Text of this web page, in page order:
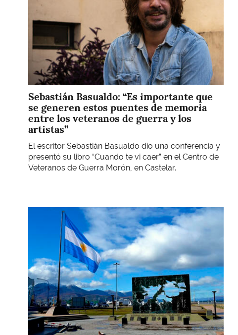
Sebastián Basualdo: “Es importante que
se generen estos puentes de memoria
entre los veteranos de guerra y los
artistas”
El escritor Sebastián Basualdo dio una conferencia y
presentó su libro “Cuando te vi caer” en el Centro de
Veteranos de Guerra Morón, en Castelar.